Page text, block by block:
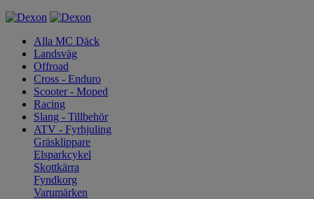
Alla MC Däck
Landsväg
Offroad
Cross - Enduro
Scooter - Moped
Racing
Slang - Tillbehör
ATV - Fyrhjuling
Gräsklippare
Elsparkcykel
Skottkärra
Fyndkorg
Varumärken